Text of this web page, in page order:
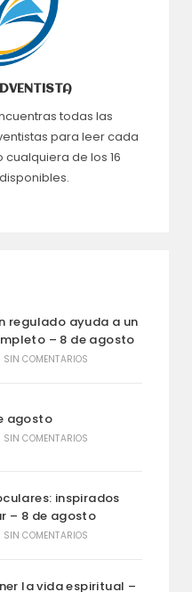
todas las
para leer cada
de los 16
regulado ayuda a un
– 8 de agosto
SIN COMENTARIOS
agosto
SIN COMENTARIOS
inspirados
– 8 de agosto
SIN COMENTARIOS
la vida espiritual –